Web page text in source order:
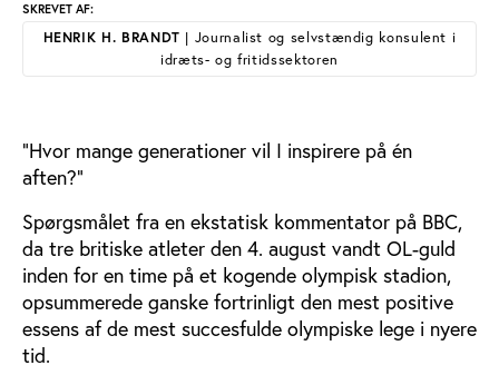
SKREVET AF:
HENRIK H. BRANDT | Journalist og selvstændig konsulent i
idræts- og fritidssektoren
”Hvor mange generationer vil I inspirere på én
aften?”
Spørgsmålet fra en ekstatisk kommentator på BBC,
da tre britiske atleter den 4. august vandt OL-guld
inden for en time på et kogende olympisk stadion,
opsummerede ganske fortrinligt den mest positive
essens af de mest succesfulde olympiske lege i nyere
tid.